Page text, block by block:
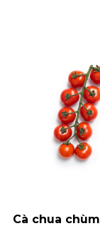
Cà chua chùm